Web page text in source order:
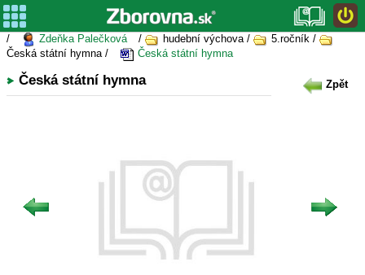
/ Zdeňka Palečková / hudební výchova /
5.ročník /
Česká státní hymna /
Česká státní hymna
Česká státní hymna Zpět